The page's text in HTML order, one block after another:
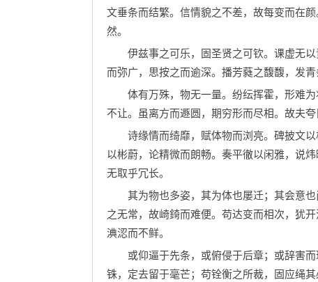
文垂条而结繁。信情貌之不差，故每变而在
然。
伊兹事之可乐，固圣贤之可钦。课虚无以
而弥广，思按之而逾深。播芳蕤之馥馥，发
体有万殊，物无一量。纷纭挥霍，形难为
不让。虽离方而遯圆，期穷形而尽相。故夫
诗缘情而绮靡，赋体物而浏亮。碑披文以
以彬蔚，论精微而朗畅。奏平徹以闲雅，说
无取乎冗长。
其为物也多姿，其为体也屡迁；其会意也
之无常，故崎錡而难便。苟达变而相次，犹
淟涊而不鲜。
或仰逼于先条，或俯侵于后章；或辞害而
铢，定去留于毫芒；苟铨衡之所裁，固应绳其